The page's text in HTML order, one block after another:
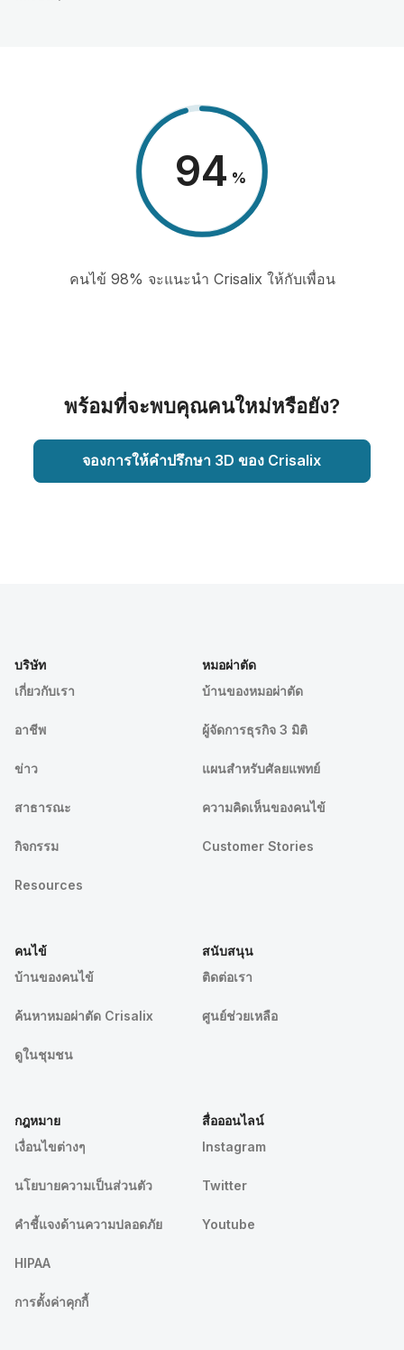
98 %
คนไข้ 98% จะแนะนำ Crisalix ให้กับเพื่อน
พร้อมที่จะพบคุณคนใหม่หรือยัง?
จองการให้คำปรึกษา 3D ของ Crisalix
บริษัท
เกี่ยวกับเรา
อาชีพ
ข่าว
สาธารณะ
กิจกรรม
Resources
หมอผ่าตัด
บ้านของหมอผ่าตัด
ผู้จัดการธุรกิจ 3 มิติ
แผนสำหรับศัลยแพทย์
ความคิดเห็นของคนไข้
Customer Stories
คนไข้
บ้านของคนไข้
ค้นหาหมอผ่าตัด Crisalix
ดูในชุมชน
สนับสนุน
ติดต่อเรา
ศูนย์ช่วยเหลือ
กฎหมาย
เงื่อนไขต่างๆ
นโยบายความเป็นส่วนตัว
คําชี้แจงด้านความปลอดภัย
HIPAA
การตั้งค่าคุกกี้
สื่อออนไลน์
Instagram
Twitter
Youtube